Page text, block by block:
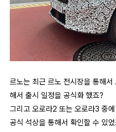
르노는 최근 르노 전시장을 통해
해서 출시 일정을 공식화 했죠?
그리고 오로라2 또는 오로라3 중
공식 석상을 통해서 확인할 수 있